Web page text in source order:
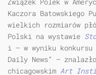
Kaczora Batowskiego
wielkich rozmiarów
Polski na wystawie
i — w wyniku konkursu
Daily News” —
chicagowskim Art